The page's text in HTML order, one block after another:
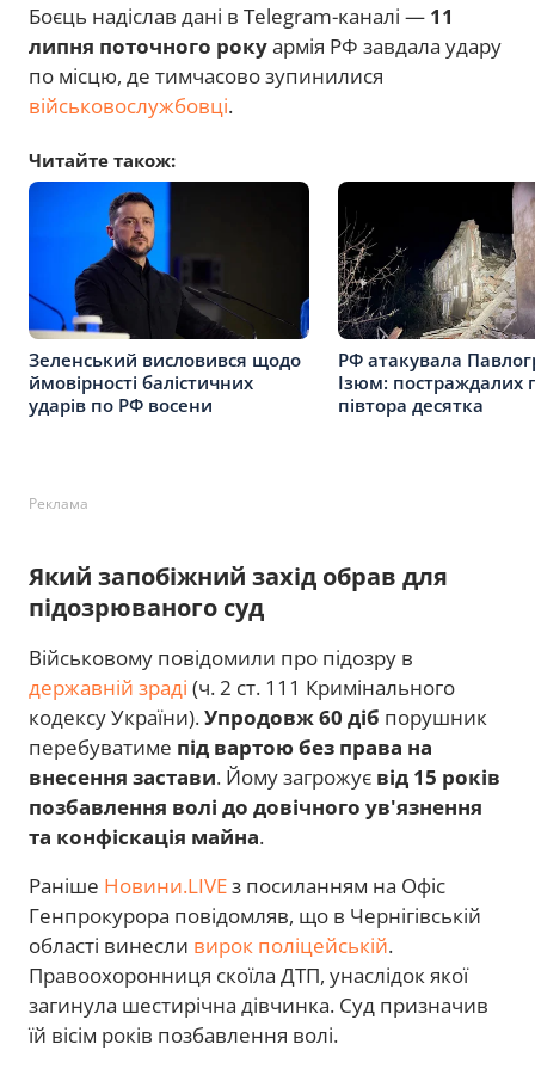
Боєць надіслав дані в Telegram-каналі — 11
липня поточного рокуармія РФ завдала удару
по місцю, де тимчасово зупинилися
військовослужбовці.
Читайте також:
Зеленський висловився щодо
ймовірності балістичних
ударів по РФ восени
РФ атакувала
Ізюм: постраждалих
півтора десятка
Реклама
Який запобіжний захід обрав для
підозрюваного суд
Військовому повідомили про підозру в
державній зраді (ч. 2 ст. 111 Кримінального
кодексу України).Упродовж 60 діб порушник
перебуватиме під вартою без права на
внесення застави. Йому загрожує від 15 років
позбавлення волі до довічного ув'язнення
та конфіскація майна.
Раніше Новини.LIVEз посиланням на Офіс
Генпрокурора повідомляв, що в Чернігівській
області винесли вирок поліцейській.
Правоохоронниця скоїла ДТП, унаслідок якої
загинула шестирічна дівчинка. Суд призначив
їй вісім років позбавлення волі.